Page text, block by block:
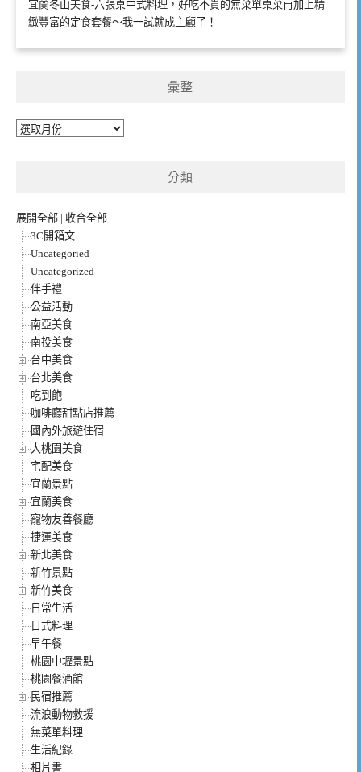
宜蘭冬山美食-六張桌中式料理，好吃不貴的無菜單桌菜再加上精
緻豐富的定食套餐～我一試就成主顧了！
彙整
彙
分類
展開全部 | 收合全部
3C開箱文
Uncategoried
Uncategorized
伴手禮
公益活動
南亞美食
南投美食
台中美食
台北美食
吃到飽
咖啡廳甜點店推薦
國內外旅遊住宿
大桃園美食
宅配美食
宜蘭景點
宜蘭美食
寵物友善餐廳
捷運美食
新北美食
新竹景點
新竹美食
日常生活
日式料理
早午餐
桃園中壢景點
桃園餐酒館
民宿推薦
流浪動物救援
無菜單料理
生活紀錄
相片書